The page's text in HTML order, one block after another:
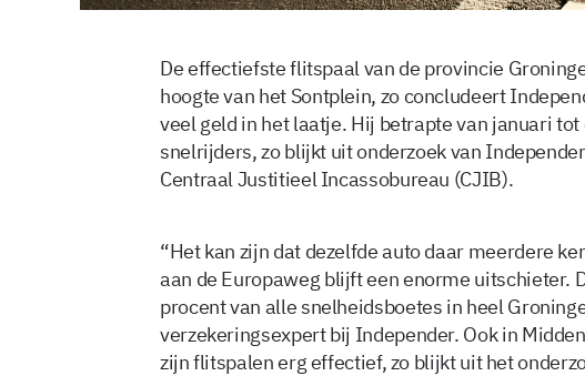
De effectiefste flitspaal van de provincie
hoogte van het Sontplein, zo concludeert
veel geld in het laatje. Hij betrapte van januari
snelrijders, zo blijkt uit onderzoek van
Centraal Justitieel Incassobureau (CJIB).
“Het kan zijn dat dezelfde auto daar meerdere
aan de Europaweg blijft een enorme uitschieter.
procent van alle snelheidsboetes in heel
verzekeringsexpert bij Independer. Ook in
zijn flitspalen erg effectief, zo blijkt uit het